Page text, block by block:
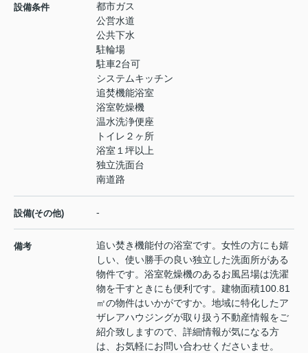
設備条件
都市ガス
公営水道
公共下水
駐輪場
駐車2台可
システムキッチン
追焚機能浴室
浴室乾燥機
温水洗浄便座
トイレ２ヶ所
浴室１坪以上
独立洗面台
南道路
設備(その他) -
備考
追い焚き機能付の浴室です。女性の方にも嬉
しい、使い勝手の良い独立した洗面所がある
物件です。浴室乾燥機のあるお風呂場は洗濯
物を干すときにも便利です。建物面積100.81
㎡の物件はいかがですか。地域に特化したア
ザレアハウジングが取り扱う不動産情報をご
紹介致しますので、詳細情報が気になる方
は、お気軽にお問い合わせくださいませ。